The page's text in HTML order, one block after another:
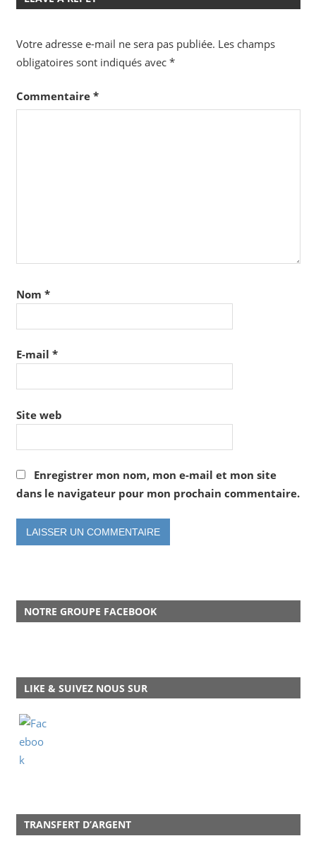
Votre adresse e-mail ne sera pas publiée. Les champs
obligatoires sont indiqués avec *
Commentaire *
Nom *
E-mail *
Site web
Enregistrer mon nom, mon e-mail et mon site
dans le navigateur pour mon prochain commentaire.
NOTRE GROUPE FACEBOOK
LIKE & SUIVEZ NOUS SUR
TRANSFERT D’ARGENT